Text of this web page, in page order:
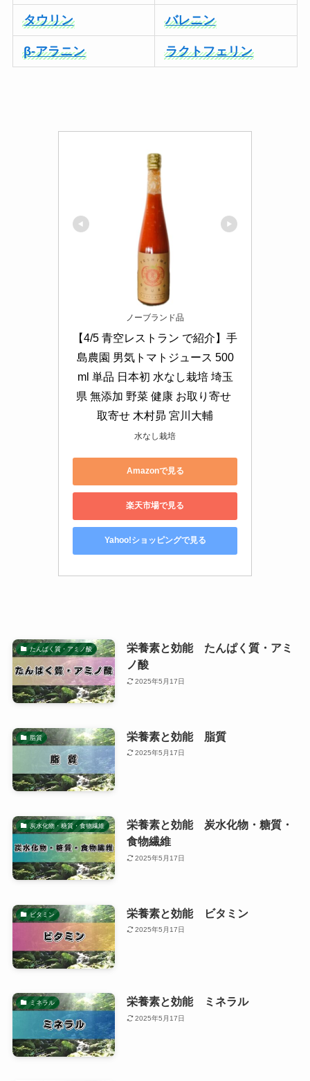
タウリン バレニン
β-アラニン ラクトフェリン
ノーブランド品
【4/5 青空レストラン で紹介】手
島農園 男気トマトジュース 500
ml 単品 日本初 水なし栽培 埼玉
県 無添加 野菜 健康 お取り寄せ
取寄せ 木村昴 宮川大輔
水なし栽培
Amazonで見る
楽天市場で見る
Yahoo!ショッピングで見る
たんぱく質・アミノ酸
栄養素と効能 たんぱく質・アミ
ノ酸
2025年5月17日
脂質 栄養素と効能 脂質
2025年5月17日
炭水化物・糖質・食物繊維
栄養素と効能 炭水化物・糖質・
食物繊維
2025年5月17日
ビタミン 栄養素と効能 ビタミン
2025年5月17日
ミネラル 栄養素と効能 ミネラル
2025年5月17日